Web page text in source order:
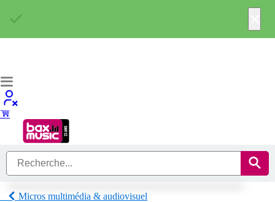
Micros multimédia & audiovisuel